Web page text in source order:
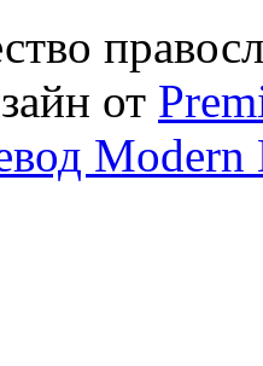
от
Modern